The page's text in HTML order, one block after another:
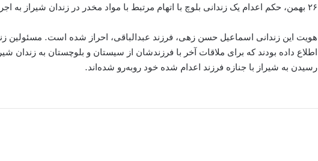
۲۶ بهمن، حکم اعدام یک زندانی بلوچ با اتهام مرتبط با مواد مخدر در زندان شیراز به اجرا در آمد.
هویت این زندانی اسماعیل حسن زهی، فرزند عبدالباقی، احراز شده است. مسئولین
اطلاع داده بودند که برای ملاقات آخر با فرزندشان از سیستان و بلوچستان به زندان
رسیدن به شیراز با جنازه فرزند اعدام شده خود روبه‌رو شده‌اند.